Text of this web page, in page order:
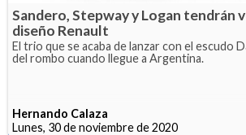
Sandero, Stepway y Logan tendrán
diseño Renault
El trio que se acaba de lanzar con el escudo
del rombo cuando llegue a Argentina.
Hernando Calaza
Lunes, 30 de noviembre de 2020